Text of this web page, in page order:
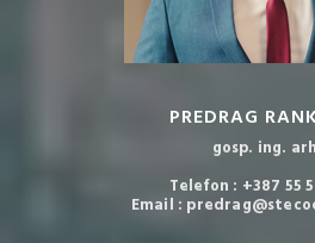
PREDRAG
gosp. ing.
Telefon : +387 55
Email :